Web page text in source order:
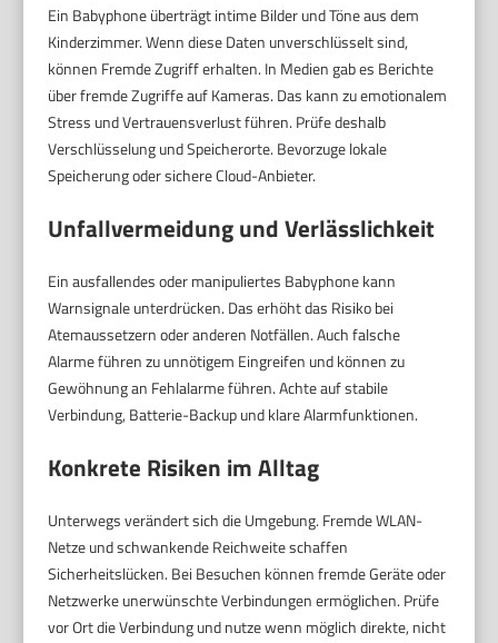
Ein Babyphone überträgt intime Bilder und Töne aus dem
Kinderzimmer. Wenn diese Daten unverschlüsselt sind,
können Fremde Zugriff erhalten. In Medien gab es Berichte
über fremde Zugriffe auf Kameras. Das kann zu emotionalem
Stress und Vertrauensverlust führen. Prüfe deshalb
Verschlüsselung und Speicherorte. Bevorzuge lokale
Speicherung oder sichere Cloud-Anbieter.
Unfallvermeidung und Verlässlichkeit
Ein ausfallendes oder manipuliertes Babyphone kann
Warnsignale unterdrücken. Das erhöht das Risiko bei
Atemaussetzern oder anderen Notfällen. Auch falsche
Alarme führen zu unnötigem Eingreifen und können zu
Gewöhnung an Fehlalarme führen. Achte auf stabile
Verbindung, Batterie-Backup und klare Alarmfunktionen.
Konkrete Risiken im Alltag
Unterwegs verändert sich die Umgebung. Fremde WLAN-
Netze und schwankende Reichweite schaffen
Sicherheitslücken. Bei Besuchen können fremde Geräte oder
Netzwerke unerwünschte Verbindungen ermöglichen. Prüfe
vor Ort die Verbindung und nutze wenn möglich direkte, nicht